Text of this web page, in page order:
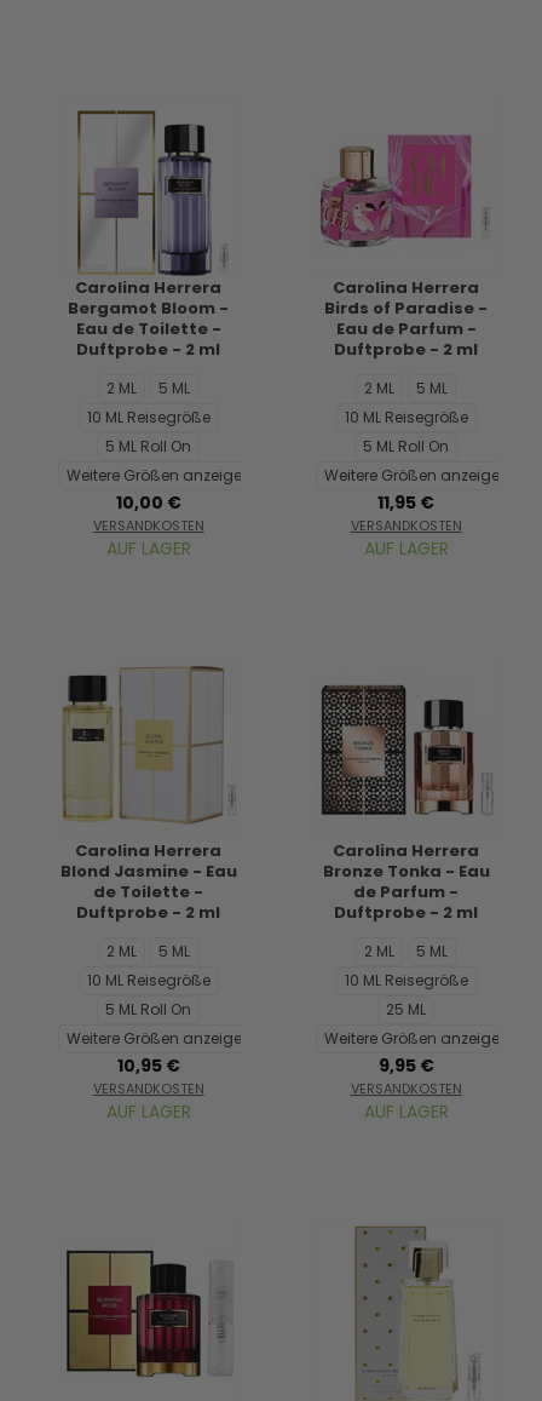
Carolina Herrera
Bergamot Bloom -
Eau de Toilette -
Duftprobe - 2 ml
2 ML
5 ML
10 ML Reisegröße
5 ML Roll On
Weitere Größen anzeigen...
10,00 €
VERSANDKOSTEN
AUF LAGER
Carolina Herrera
Birds of Paradise -
Eau de Parfum -
Duftprobe - 2 ml
2 ML
5 ML
10 ML Reisegröße
5 ML Roll On
Weitere Größen anzeigen...
11,95 €
VERSANDKOSTEN
AUF LAGER
Carolina Herrera
Blond Jasmine - Eau
de Toilette -
Duftprobe - 2 ml
2 ML
5 ML
10 ML Reisegröße
5 ML Roll On
Weitere Größen anzeigen...
10,95 €
VERSANDKOSTEN
AUF LAGER
Carolina Herrera
Bronze Tonka - Eau
de Parfum -
Duftprobe - 2 ml
2 ML
5 ML
10 ML Reisegröße
25 ML
Weitere Größen anzeigen...
9,95 €
VERSANDKOSTEN
AUF LAGER